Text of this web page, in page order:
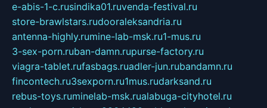
e-abis-1-c.rusindika01.ruvenda-festival.ru
store-brawlstars.rudooraleksandria.ru
antenna-highly.rumine-lab-msk.ru1-mus.ru
3-sex-porn.ruban-damn.rupurse-factory.ru
viagra-tablet.rufasbags.ruadler-jun.rubandamn.ru
fincontech.ru3sexporn.ru1mus.rudarksand.ru
rebus-toys.ruminelab-msk.rualabuga-cityhotel.ru